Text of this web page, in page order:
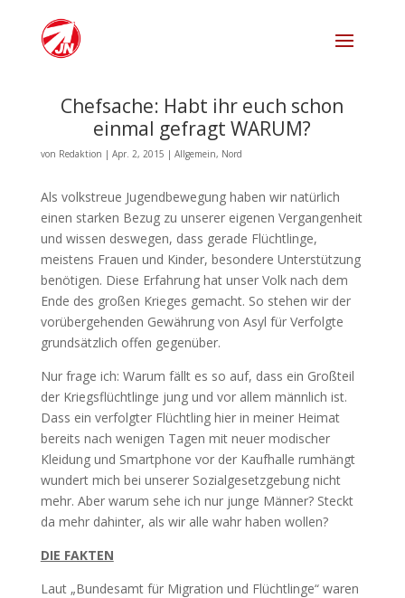
Chefsache: Habt ihr euch schon
einmal gefragt WARUM?
von Redaktion | Apr. 2, 2015 | Allgemein, Nord
Als volkstreue Jugendbewegung haben wir natürlich
einen starken Bezug zu unserer eigenen Vergangenheit
und wissen deswegen, dass gerade Flüchtlinge,
meistens Frauen und Kinder, besondere Unterstützung
benötigen. Diese Erfahrung hat unser Volk nach dem
Ende des großen Krieges gemacht. So stehen wir der
vorübergehenden Gewährung von Asyl für Verfolgte
grundsätzlich offen gegenüber.
Nur frage ich: Warum fällt es so auf, dass ein Großteil
der Kriegsflüchtlinge jung und vor allem männlich ist.
Dass ein verfolgter Flüchtling hier in meiner Heimat
bereits nach wenigen Tagen mit neuer modischer
Kleidung und Smartphone vor der Kaufhalle rumhängt
wundert mich bei unserer Sozialgesetzgebung nicht
mehr. Aber warum sehe ich nur junge Männer? Steckt
da mehr dahinter, als wir alle wahr haben wollen?
DIE FAKTEN
Laut „Bundesamt für Migration und Flüchtlinge“ waren